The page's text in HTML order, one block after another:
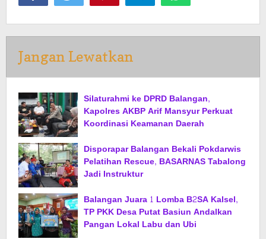
Jangan Lewatkan
Silaturahmi ke DPRD Balangan,
Kapolres AKBP Arif Mansyur Perkuat
Koordinasi Keamanan Daerah
Disporapar Balangan Bekali Pokdarwis
Pelatihan Rescue, BASARNAS Tabalong
Jadi Instruktur
Balangan Juara 1 Lomba B2SA Kalsel,
TP PKK Desa Putat Basiun Andalkan
Pangan Lokal Labu dan Ubi